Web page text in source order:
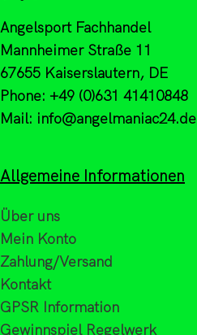
Angelsport Fachhandel
Mannheimer Straße 11
67655 Kaiserslautern, DE
Phone: +49 (0)631 41410848
Mail: info@angelmaniac24.de
Allgemeine Informationen
Über uns
Mein Konto
Zahlung/Versand
Kontakt
GPSR Information
Gewinnspiel Regelwerk